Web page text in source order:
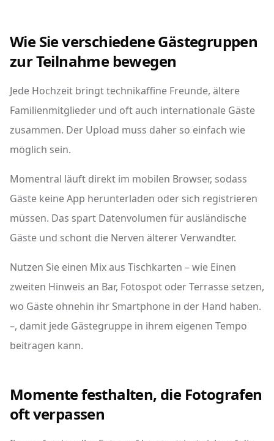
Wie Sie verschiedene Gästegruppen
zur Teilnahme bewegen
Jede Hochzeit bringt technikaffine Freunde, ältere
Familienmitglieder und oft auch internationale Gäste
zusammen. Der Upload muss daher so einfach wie
möglich sein.
Momentral läuft direkt im mobilen Browser, sodass
Gäste keine App herunterladen oder sich registrieren
müssen. Das spart Datenvolumen für ausländische
Gäste und schont die Nerven älterer Verwandter.
Nutzen Sie einen Mix aus Tischkarten – wie Einen
zweiten Hinweis an Bar, Fotospot oder Terrasse setzen,
wo Gäste ohnehin ihr Smartphone in der Hand haben.
–, damit jede Gästegruppe in ihrem eigenen Tempo
beitragen kann.
Momente festhalten, die Fotografen
oft verpassen